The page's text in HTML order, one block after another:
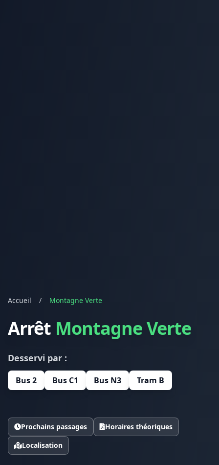
Accueil / Montagne Verte
Arrêt Montagne Verte
Desservi par :
Bus 2 Bus C1 Bus N3 Tram B
Prochains passages
Horaires théoriques
Localisation